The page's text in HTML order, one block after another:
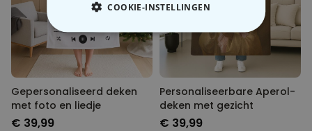
Gepersonaliseerd deken
met foto en liedje
€ 39,99
Personaliseerbare Aperol-
deken met gezicht
€ 39,99
COOKIE-INSTELLINGEN
NOODZAKELIJK
PERFORMANCE
MARKETING OVERIGE